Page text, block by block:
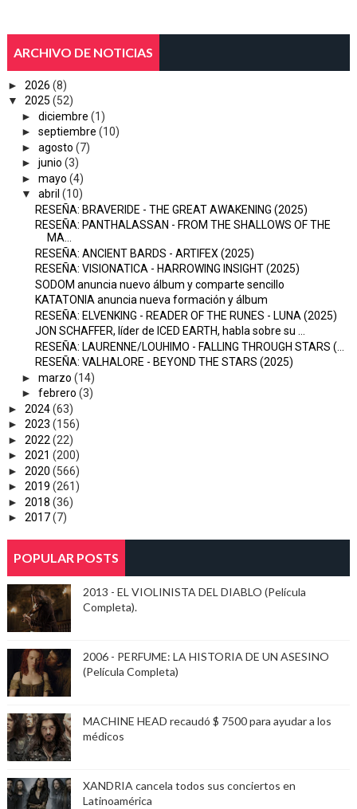
ARCHIVO DE NOTICIAS
► 2026 (8)
▼
2025 (52)
► diciembre (1)
► septiembre (10)
► agosto (7)
► junio (3)
► mayo (4)
▼
abril (10)
RESEÑA: BRAVERIDE - THE GREAT AWAKENING (2025)
RESEÑA: PANTHALASSAN - FROM THE SHALLOWS OF THE
MA...
RESEÑA: ANCIENT BARDS - ARTIFEX (2025)
RESEÑA: VISIONATICA - HARROWING INSIGHT (2025)
SODOM anuncia nuevo álbum y comparte sencillo
KATATONIA anuncia nueva formación y álbum
RESEÑA: ELVENKING - READER OF THE RUNES - LUNA (2025)
JON SCHAFFER, líder de ICED EARTH, habla sobre su ...
RESEÑA: LAURENNE/LOUHIMO - FALLING THROUGH STARS (...
RESEÑA: VALHALORE - BEYOND THE STARS (2025)
► marzo (14)
► febrero (3)
► 2024(63)
► 2023 (156)
► 2022 (22)
► 2021 (200)
► 2020 (566)
► 2019 (261)
► 2018 (36)
► 2017(7)
POPULAR POSTS
2013 - EL VIOLINISTA DEL DIABLO (Película
Completa).
2006 - PERFUME: LA HISTORIA DE UN ASESINO
(Película Completa)
MACHINE HEAD recaudó $ 7500 para ayudar a los
médicos
XANDRIA cancela todos sus conciertos en
Latinoamérica